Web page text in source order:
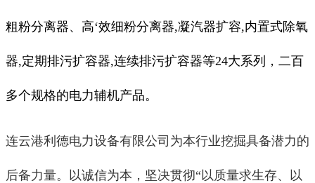
粗粉分离器、高‘效细粉分离器,凝汽器扩容,内置式除氧
器,定期排污扩容器,连续排污扩容器等24大系列，二百
多个规格的电力辅机产品。
连云港利德电力设备有限公司为本行业挖掘具备潜力的
后备力量。以诚信为本，坚决贯彻“以质量求生存、以